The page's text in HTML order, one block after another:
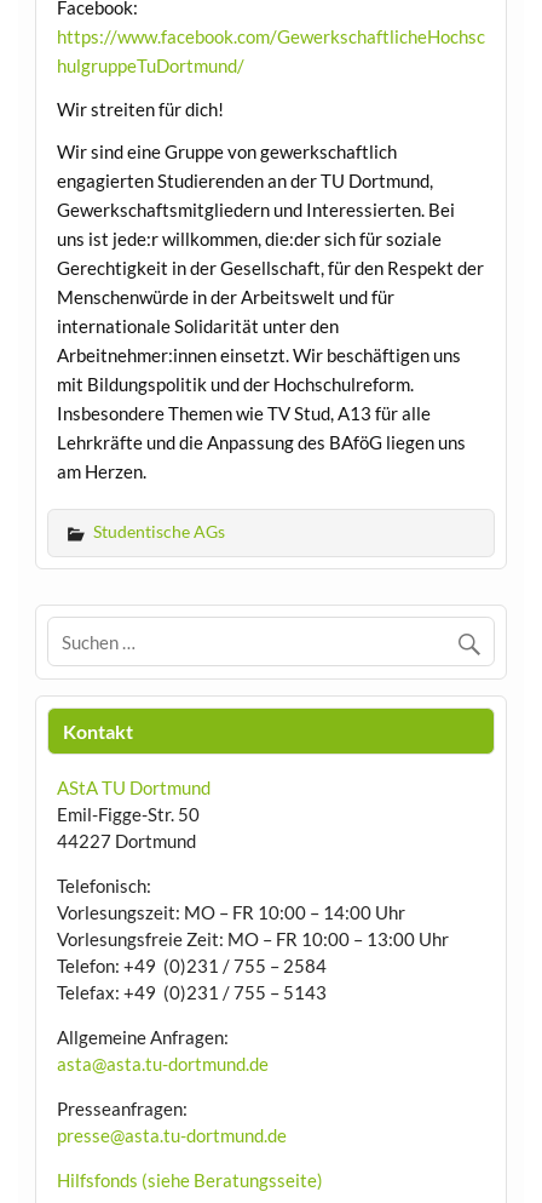
Facebook:
https://www.facebook.com/GewerkschaftlicheHochsc
hulgruppeTuDortmund/
Wir streiten für dich!
Wir sind eine Gruppe von gewerkschaftlich
engagierten Studierenden an der TU Dortmund,
Gewerkschaftsmitgliedern und Interessierten. Bei
uns ist jede:r willkommen, die:der sich für soziale
Gerechtigkeit in der Gesellschaft, für den Respekt der
Menschenwürde in der Arbeitswelt und für
internationale Solidarität unter den
Arbeitnehmer:innen einsetzt. Wir beschäftigen uns
mit Bildungspolitik und der Hochschulreform.
Insbesondere Themen wie TV Stud, A13 für alle
Lehrkräfte und die Anpassung des BAföG liegen uns
am Herzen.
Studentische AGs
Kontakt
AStA TU Dortmund
Emil-Figge-Str. 50
44227 Dortmund
Telefonisch:
Vorlesungszeit: MO – FR 10:00 – 14:00 Uhr
Vorlesungsfreie Zeit: MO – FR 10:00 – 13:00 Uhr
Telefon: +49 (0)231 / 755 – 2584
Telefax: +49 (0)231 / 755 – 5143
Allgemeine Anfragen:
asta@asta.tu-dortmund.de
Presseanfragen:
presse@asta.tu-dortmund.de
Hilfsfonds (siehe Beratungsseite)